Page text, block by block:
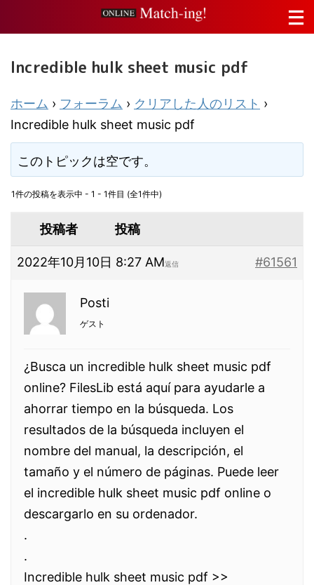
Incredible hulk sheet music pdf
ホーム › フォーラム › クリアした人のリスト ›
Incredible hulk sheet music pdf
このトピックは空です。
1件の投稿を表示中 - 1 - 1件目 (全1件中)
投稿者 投稿
2022年10月10日 8:27 AM #61561
返信
Posti
ゲスト
¿Busca un incredible hulk sheet music pdf
online? FilesLib está aquí para ayudarle a
ahorrar tiempo en la búsqueda. Los
resultados de la búsqueda incluyen el
nombre del manual, la descripción, el
tamaño y el número de páginas. Puede leer
el incredible hulk sheet music pdf online o
descargarlo en su ordenador.
.
.
Incredible hulk sheet music pdf >>